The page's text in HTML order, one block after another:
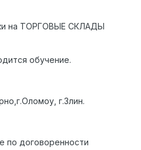
на ТОРГОВЫЕ СКЛАДЫ
обучение.
г.Злин.
по договоренности